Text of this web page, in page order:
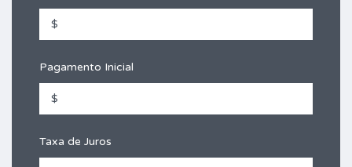
Pagamento Inicial
Taxa de Juros